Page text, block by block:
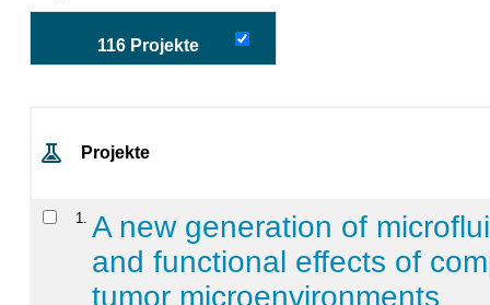
116 Projekte
Projekte
1
A new generation of
and functional effects of
tumor microenvironments